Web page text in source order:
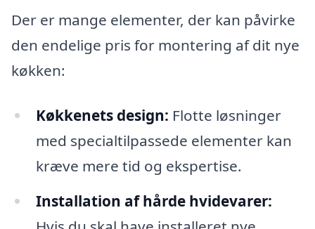
Der er mange elementer, der kan påvirke
den endelige pris for montering af dit nye
køkken:
Køkkenets design: Flotte løsninger
med specialtilpassede elementer kan
kræve mere tid og ekspertise.
Installation af hårde hvidevarer: